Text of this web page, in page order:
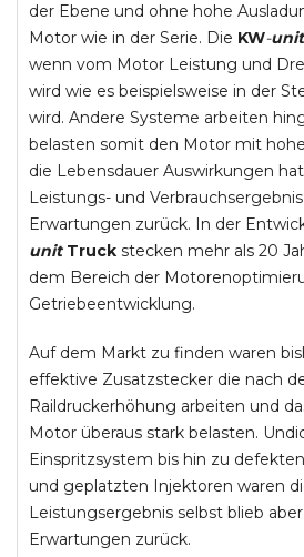
der Ebene und ohne hohe
Motor wie in der Serie. Die KW-unit
wenn vom Motor Leistung und
wird wie es beispielsweise in der
wird. Andere Systeme arbeiten
belasten somit den Motor mit
die Lebensdauer Auswirkungen
Leistungs- und
Erwartungen zurück. In der
unit Truck stecken mehr als 20
dem Bereich der
Getriebeentwicklung.
Auf dem Markt zu finden waren
effektive Zusatzstecker die nach
Raildruckerhöhung arbeiten und
Motor überaus stark belasten.
Einspritzsystem bis hin zu
und geplatzten Injektoren waren
Leistungsergebnis selbst blieb
Erwartungen zurück.